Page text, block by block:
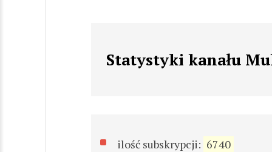
Statystyki kanału
ilość subskrypcji: 6740